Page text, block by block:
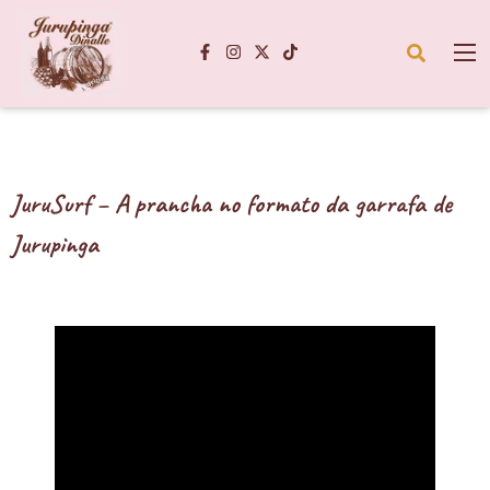
JuruSurf – A prancha no formato da garrafa de
Jurupinga